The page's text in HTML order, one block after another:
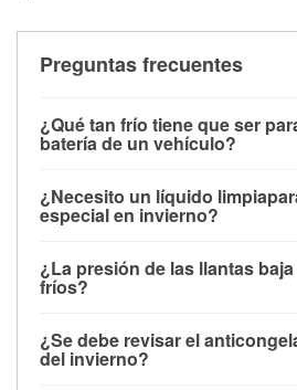
Preguntas frecuentes
¿Qué tan frío tiene que ser
batería de un vehículo?
debajo de los 32 °F y puede
su potencia de arranque cerca de
arranque.
¿Necesito un líquido
especial en invierno?
la congelación y ayuda a
derretida en la carretera para
¿La presión de las llantas
fríos?
alrededor de 1 PSI por cada 10
temperatura. Puedes obtener
¿Se debe revisar el
del invierno?